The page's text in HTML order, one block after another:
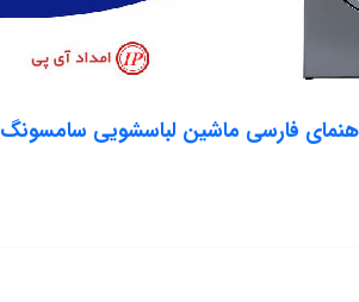
فارسی ماشین لباسشویی سامسونگ